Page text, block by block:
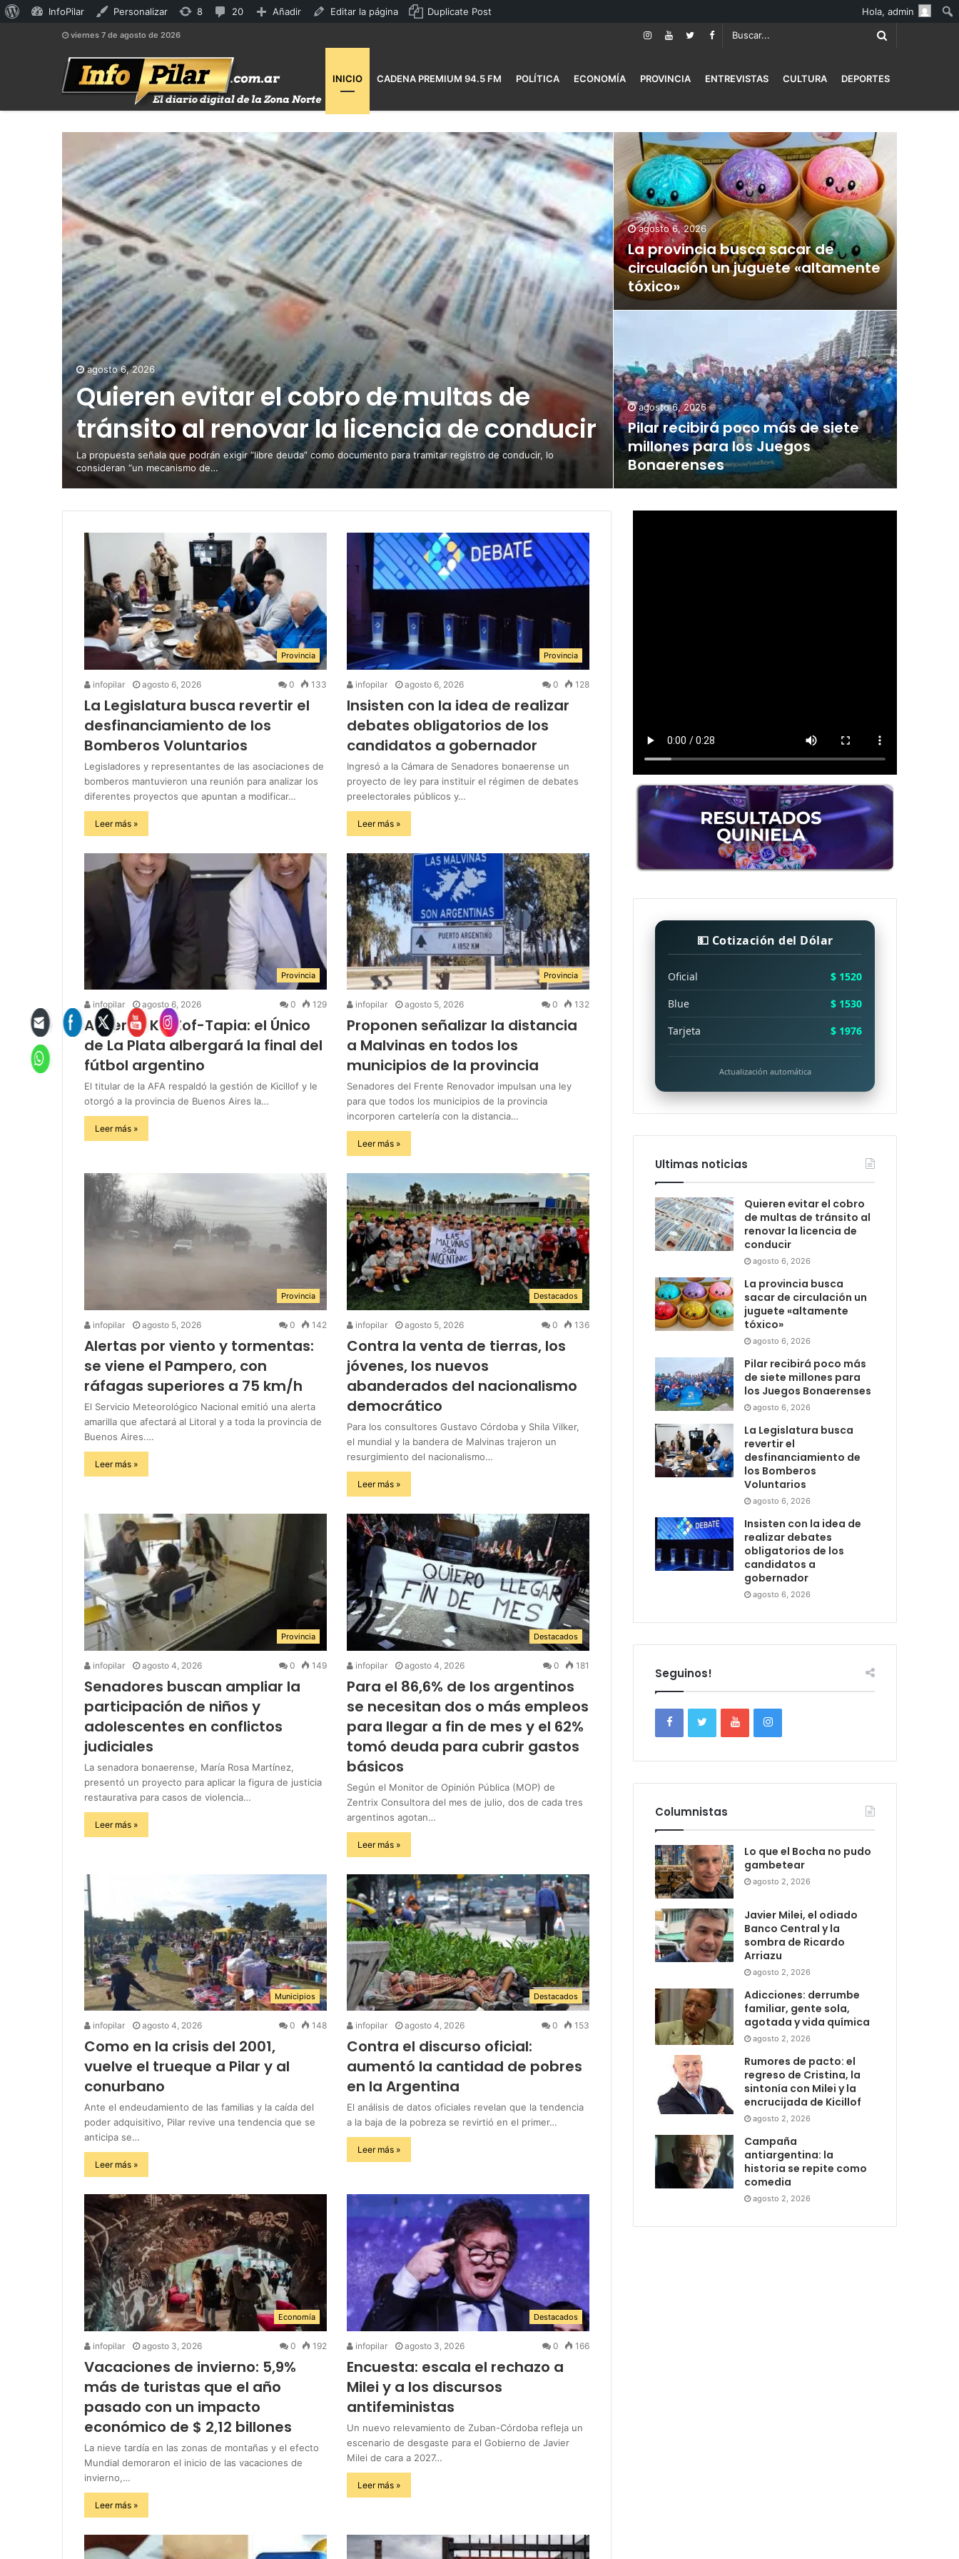
viernes 7 de agosto de 2026
INICIO CADENA PREMIUM 94.5 FM POLÍTICA ECONOMÍA PROVINCIA ENTREVISTAS CULTURA DEPORTES
agosto 6, 2026
Quieren evitar el cobro de multas de
tránsito al renovar la licencia de conducir
La propuesta señala que podrán exigir “libre deuda” como documento para tramitar registro de conducir, lo
consideran “un mecanismo de…
agosto 6, 2026
La provincia busca sacar de
circulación un juguete «altamente
tóxico»
agosto 6, 2026
Pilar recibirá poco más de siete
millones para los Juegos
Bonaerenses
Provincia
infopilar agosto 6, 2026 0 133
La Legislatura busca revertir el
desfinanciamiento de los
Bomberos Voluntarios
Legisladores y representantes de las asociaciones de
bomberos mantuvieron una reunión para analizar los
diferentes proyectos que apuntan a modificar…
Leer más »
Provincia
infopilar agosto 6, 2026 0 128
Insisten con la idea de realizar
debates obligatorios de los
candidatos a gobernador
Ingresó a la Cámara de Senadores bonaerense un
proyecto de ley para instituir el régimen de debates
preelectorales públicos y…
Leer más »
Provincia
infopilar agosto 6, 2026 0 129
Acuerdo Kicillof-Tapia: el Único
de La Plata albergará la final del
fútbol argentino
El titular de la AFA respaldó la gestión de Kicillof y le
otorgó a la provincia de Buenos Aires la…
Leer más »
Provincia
infopilar agosto 5, 2026 0 132
Proponen señalizar la distancia
a Malvinas en todos los
municipios de la provincia
Senadores del Frente Renovador impulsan una ley
para que todos los municipios de la provincia
incorporen cartelería con la distancia…
Leer más »
Provincia
infopilar agosto 5, 2026 0 142
Alertas por viento y tormentas:
se viene el Pampero, con
ráfagas superiores a 75 km/h
El Servicio Meteorológico Nacional emitió una alerta
amarilla que afectará al Litoral y a toda la provincia de
Buenos Aires.…
Leer más »
Destacados
infopilar agosto 5, 2026 0 136
Contra la venta de tierras, los
jóvenes, los nuevos
abanderados del nacionalismo
democrático
Para los consultores Gustavo Córdoba y Shila Vilker,
el mundial y la bandera de Malvinas trajeron un
resurgimiento del nacionalismo…
Leer más »
Provincia
infopilar agosto 4, 2026 0 149
Senadores buscan ampliar la
participación de niños y
adolescentes en conflictos
judiciales
La senadora bonaerense, María Rosa Martínez,
presentó un proyecto para aplicar la figura de justicia
restaurativa para casos de violencia…
Leer más »
Destacados
infopilar agosto 4, 2026 0 181
Para el 86,6% de los argentinos
se necesitan dos o más empleos
para llegar a fin de mes y el 62%
tomó deuda para cubrir gastos
básicos
Según el Monitor de Opinión Pública (MOP) de
Zentrix Consultora del mes de julio, dos de cada tres
argentinos agotan…
Leer más »
Municipios
infopilar agosto 4, 2026 0 148
Como en la crisis del 2001,
vuelve el trueque a Pilar y al
conurbano
Ante el endeudamiento de las familias y la caída del
poder adquisitivo, Pilar revive una tendencia que se
anticipa se…
Leer más »
Destacados
infopilar agosto 4, 2026 0 153
Contra el discurso oficial:
aumentó la cantidad de pobres
en la Argentina
El análisis de datos oficiales revelan que la tendencia
a la baja de la pobreza se revirtió en el primer…
Leer más »
Economía
infopilar agosto 3, 2026 0 192
Vacaciones de invierno: 5,9%
más de turistas que el año
pasado con un impacto
económico de $ 2,12 billones
La nieve tardía en las zonas de montañas y el efecto
Mundial demoraron el inicio de las vacaciones de
invierno,…
Leer más »
Destacados
infopilar agosto 3, 2026 0 166
Encuesta: escala el rechazo a
Milei y a los discursos
antifeministas
Un nuevo relevamiento de Zuban-Córdoba refleja un
escenario de desgaste para el Gobierno de Javier
Milei de cara a 2027…
Leer más »
💵 Cotización del Dólar
Oficial
$ 1520
Blue
$ 1530
Tarjeta
$ 1976
Actualización automática
Ultimas noticias
Quieren evitar el cobro
de multas de tránsito al
renovar la licencia de
conducir
agosto 6, 2026
La provincia busca
sacar de circulación un
juguete «altamente
tóxico»
agosto 6, 2026
Pilar recibirá poco más
de siete millones para
los Juegos Bonaerenses
agosto 6, 2026
La Legislatura busca
revertir el
desfinanciamiento de
los Bomberos
Voluntarios
agosto 6, 2026
Insisten con la idea de
realizar debates
obligatorios de los
candidatos a
gobernador
agosto 6, 2026
Seguinos!
Columnistas
Lo que el Bocha no pudo
gambetear
agosto 2, 2026
Javier Milei, el odiado
Banco Central y la
sombra de Ricardo
Arriazu
agosto 2, 2026
Adicciones: derrumbe
familiar, gente sola,
agotada y vida química
agosto 2, 2026
Rumores de pacto: el
regreso de Cristina, la
sintonía con Milei y la
encrucijada de Kicillof
agosto 2, 2026
Campaña
antiargentina: la
historia se repite como
comedia
agosto 2, 2026
AcercaInfoPilar Personalizar 88
disponibles
2020
moderación
Añadir Editar la página Duplicate Post Hola, admin